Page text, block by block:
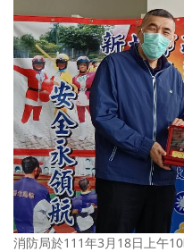
消防局於111年3月18日上午